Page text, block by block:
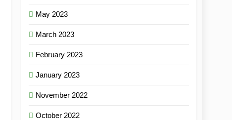
May 2023
March 2023
February 2023
January 2023
November 2022
October 2022